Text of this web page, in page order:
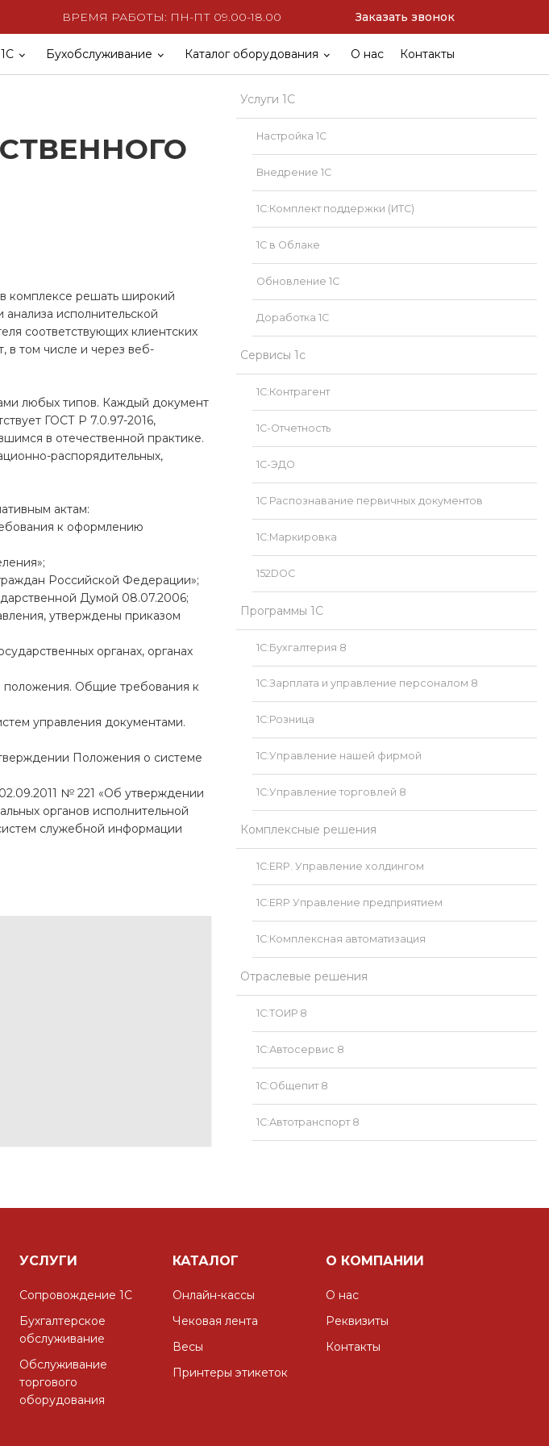
ВРЕМЯ РАБОТЫ: ПН-ПТ 09.00-18.00 Заказать звонок
Бухобслуживание Каталог оборудования О нас Контакты
Услуги 1С
Настройка 1С
Внедрение 1С
1С:Комплект поддержки (ИТС)
1С в Облаке
Обновление 1С
Доработка 1С
Сервисы 1с
1С:Контрагент
1С-Отчетность
1С-ЭДО
1С Распознавание первичных документов
1С:Маркировка
152DOC
Программы 1С
1С:Бухгалтерия 8
1С:Зарплата и управление персоналом 8
1С:Розница
1С:Управление нашей фирмой
1С:Управление торговлей 8
Комплексные решения
1С:ERP. Управление холдингом
1С:ERP Управление предприятием
1С:Комплексная автоматизация
Отраслевые решения
1С:ТОИР 8
1С:Автосервис 8
1С:Общепит 8
1С:Автотранспорт 8
комплексе решать широкий
анализа исполнительской
соответствующих клиентских
в том числе и через веб-
любых типов. Каждый документ
ГОСТ Р 7.0.97-2016,
в отечественной практике.
распорядительных,
актам:
к оформлению
Российской Федерации»;
Думой 08.07.2006;
утверждены приказом
органах, органах
положения. Общие требования к
управления документами.
Положения о системе
№ 221 «Об утверждении
органов исполнительной
служебной информации
УСЛУГИ
Сопровождение 1С
Бухгалтерское
обслуживание
Обслуживание
торгового
оборудования
КАТАЛОГ
Онлайн-кассы
Чековая лента
Весы
Принтеры этикеток
О КОМПАНИИ
О нас
Реквизиты
Контакты